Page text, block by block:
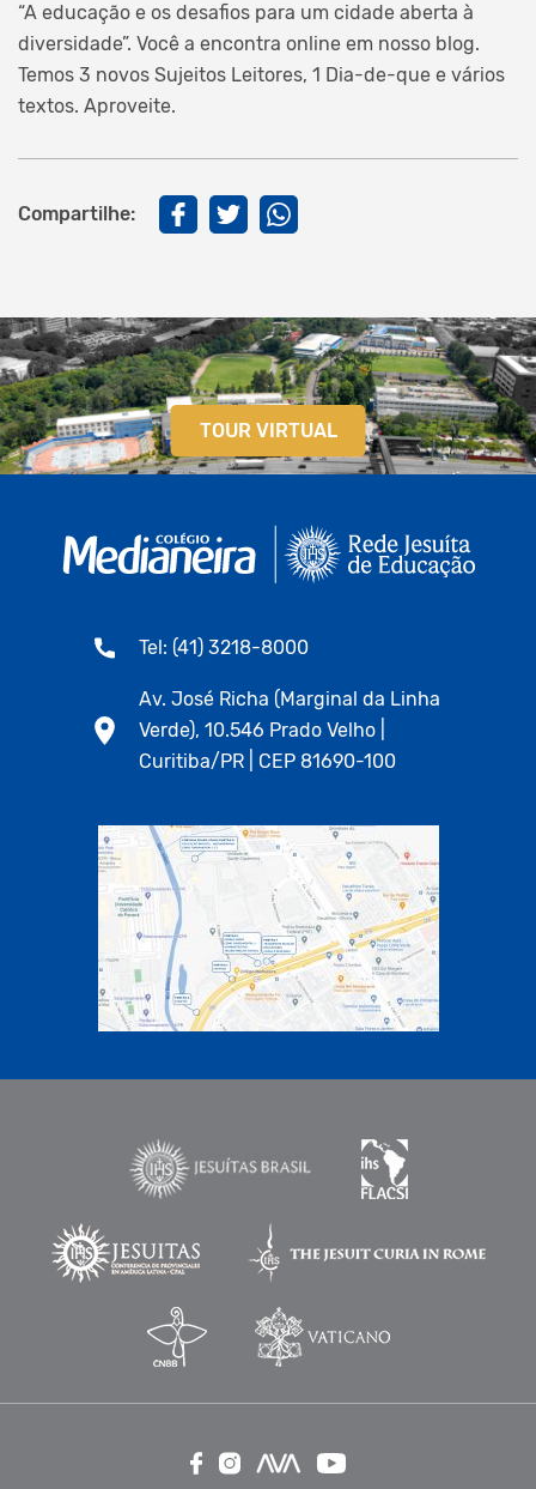
“A educação e os desafios para um cidade aberta à
diversidade”. Você a encontra online em nosso blog.
Temos 3 novos Sujeitos Leitores, 1 Dia-de-que e vários
textos. Aproveite.
Compartilhe:
TOUR VIRTUAL
Tel: (41) 3218-8000
Av. José Richa (Marginal da Linha
Verde), 10.546 Prado Velho |
Curitiba/PR | CEP 81690-100